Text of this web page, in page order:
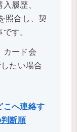
履歴、
照合し、契
す。
カード会
たい場合
こへ連絡す
断順